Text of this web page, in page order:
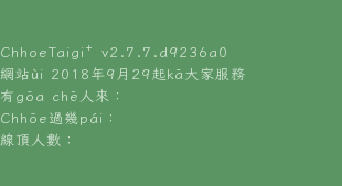
ChhoeTaigi⁺ v2.7.7.d9236a0
網站ùi 2018年9月29起kā大家服務
有gōa chē人來：
Chhōe過幾pái：
線頂人數：